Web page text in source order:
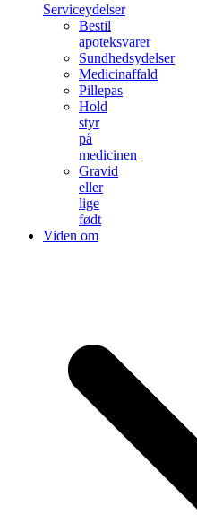
Serviceydelser
Bestil
apoteksvarer
Sundhedsydelser
Medicinaffald
Pillepas
Hold
styr
på
medicinen
Gravid
eller
lige
født
Viden om